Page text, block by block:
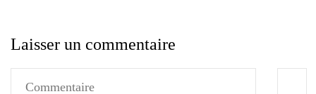
Laisser un commentaire